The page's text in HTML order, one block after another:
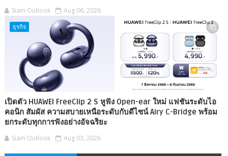
Siam Outlook Aug 06, 2026
ธุรกิจ
เปิดตัว HUAWEI FreeClip 2 S หูฟัง Open-ear ใหม่ แฟชันระดับไอ
คอนิก สัมผัส ความสบายเหนือระดับกับดีไซน์ Airy C-Bridge พร้อม
ยกระดับทุกการฟังอย่างอัจฉริยะ
Siam Outlook Aug 03, 2026